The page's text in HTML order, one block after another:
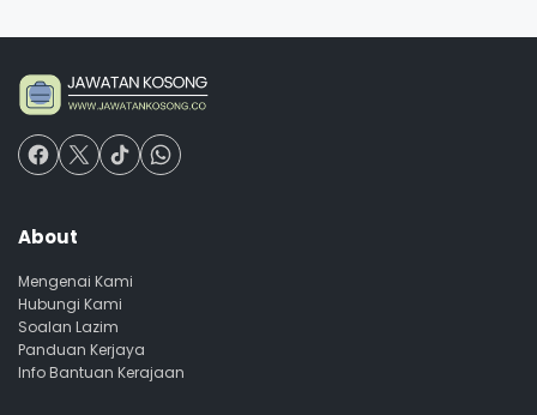
About
Mengenai Kami
Hubungi Kami
Soalan Lazim
Panduan Kerjaya
Info Bantuan Kerajaan